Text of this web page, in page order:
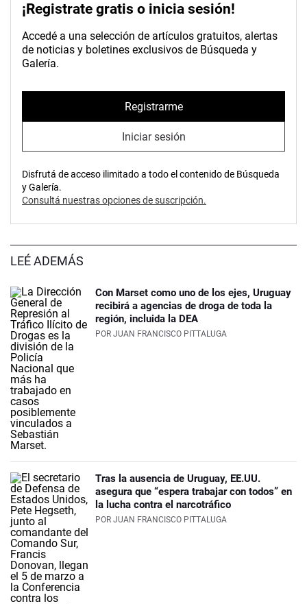
¡Registrate gratis o inicia sesión!
Accedé a una selección de artículos gratuitos, alertas
de noticias y boletines exclusivos de Búsqueda y
Galería.
Registrarme
Iniciar sesión
Disfrutá de acceso ilimitado a todo el contenido de Búsqueda
y Galería.
Consultá nuestras opciones de suscripción.
LEÉ ADEMÁS
Con Marset como uno de los ejes, Uruguay
recibirá a agencias de droga de toda la
región, incluida la DEA
POR JUAN FRANCISCO PITTALUGA
Tras la ausencia de Uruguay, EE.UU.
asegura que “espera trabajar con todos” en
la lucha contra el narcotráfico
POR JUAN FRANCISCO PITTALUGA